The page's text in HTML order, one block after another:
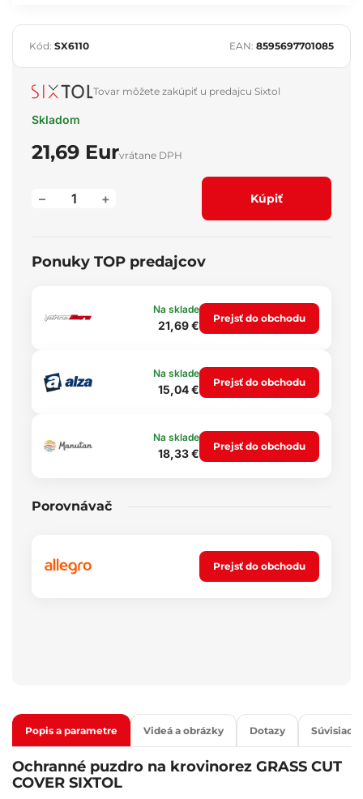
Kód: SX6110 EAN: 8595697701085
Tovar môžete zakúpiť u predajcu Sixtol
Skladom
21,69 Eurvrátane DPH
+
– Kúpiť
Ponuky TOP predajcov
Na sklade
21,69 €
Prejsť do obchodu
Na sklade
15,04 €
Prejsť do obchodu
Na sklade
18,33 €
Prejsť do obchodu
Porovnávač
Prejsť do obchodu
Popis a parametre Videá a obrázky Dotazy Súvisiaci
Ochranné puzdro na krovinorez GRASS CUT
COVER SIXTOL